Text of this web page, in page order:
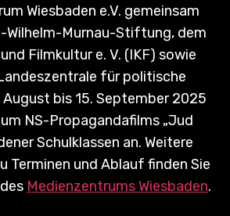
Wiesbaden e.V. gemeinsam
Wilhelm-Murnau-Stiftung, dem
Filmkultur e. V. (IKF) sowie
für politische
bis 15. September 2025
NS-Propagandafilms „Jud
Schulklassen an. Weitere
Terminen und Ablauf finden Sie
Medienzentrums Wiesbaden.